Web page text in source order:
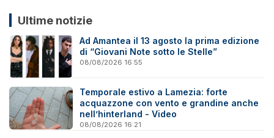
Ultime notizie
Ad Amantea il 13 agosto la prima edizione
di “Giovani Note sotto le Stelle”
08/08/2026 16:55
Temporale estivo a Lamezia: forte
acquazzone con vento e grandine anche
nell’hinterland - Video
08/08/2026 16:21